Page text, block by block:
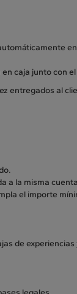
caja junto con
entregados al
a la misma
el importe
de